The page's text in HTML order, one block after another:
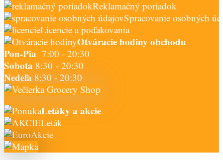
Reklamačný poriadok
Spracovanie osobných
Licencie a poďakovania
Otváracie hodiny obchodu
Pon-Pia 7:00 - 20:30
Sobota 8:30 - 20:30
Nedeľa 8:30 - 20:30
Letáky a akcie
Leták
Akcie